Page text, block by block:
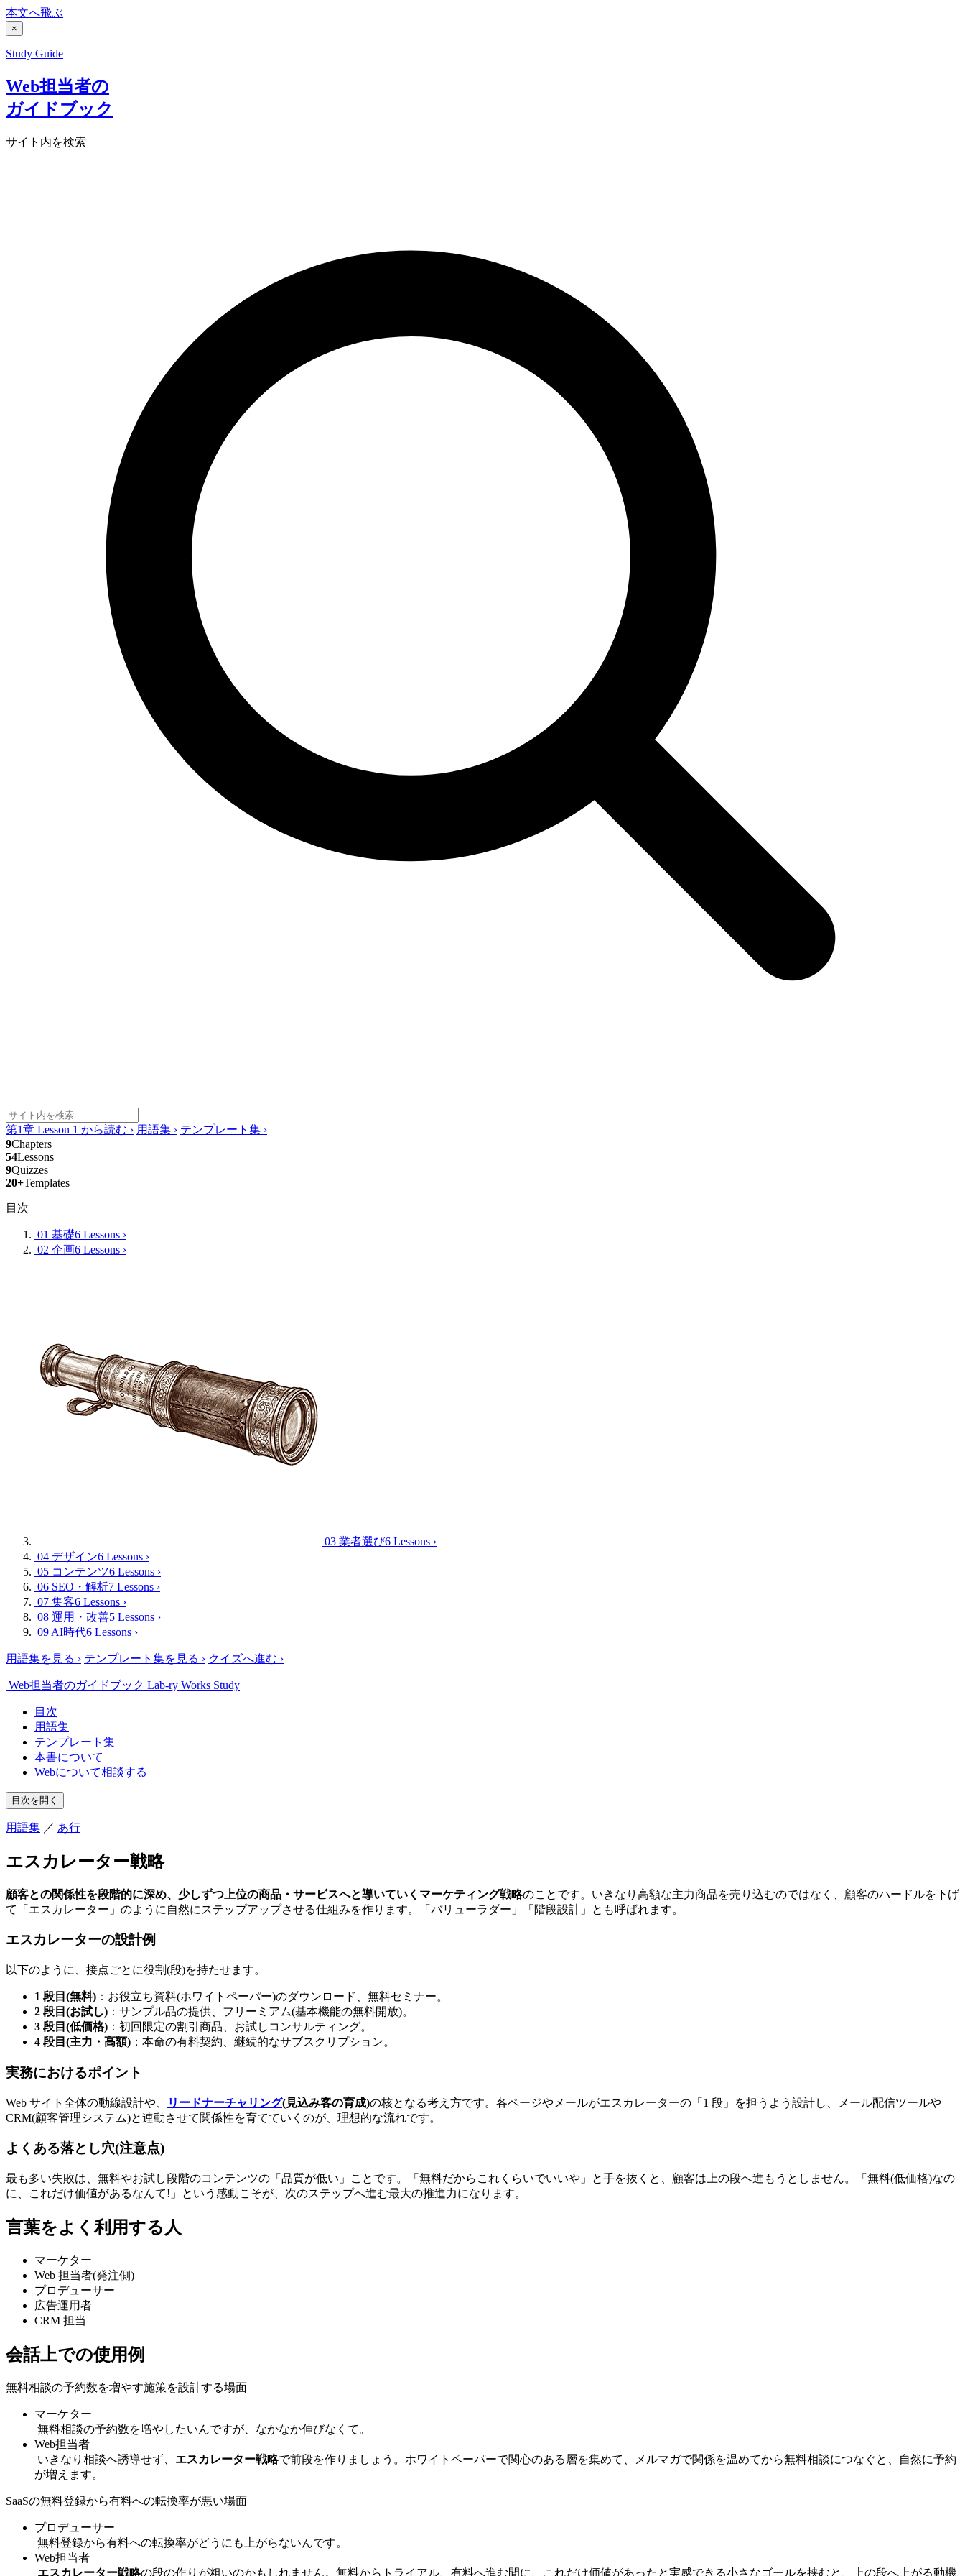
本文へ飛ぶ
×
Study Guide
Web担当者の
ガイドブック
サイト内を検索
第1章 Lesson 1 から読む › 用語集 › テンプレート集 ›
9Chapters
54Lessons
9Quizzes
20+Templates
目次
01 基礎6 Lessons ›
02 企画6 Lessons ›
03 業者選び6 Lessons ›
04 デザイン6 Lessons ›
05 コンテンツ6 Lessons ›
06 SEO・解析7 Lessons ›
07 集客6 Lessons ›
08 運用・改善5 Lessons ›
09 AI時代6 Lessons ›
用語集を見る › テンプレート集を見る › クイズへ進む ›
Web担当者のガイドブック Lab-ry Works Study
目次
用語集
テンプレート集
本書について
Webについて相談する
目次を開く
用語集 ／ あ行
エスカレーター戦略
顧客との関係性を段階的に深め、少しずつ上位の商品・サービスへと導いていくマーケティング戦略のことです。いきなり高額な主力商品を売り込むのではなく、顧客のハードルを下げ
て「エスカレーター」のように自然にステップアップさせる仕組みを作ります。「バリューラダー」「階段設計」とも呼ばれます。
エスカレーターの設計例
以下のように、接点ごとに役割(段)を持たせます。
1 段目(無料) ：お役立ち資料(ホワイトペーパー)のダウンロード、無料セミナー。
2 段目(お試し) ：サンプル品の提供、フリーミアム(基本機能の無料開放)。
3 段目(低価格) ：初回限定の割引商品、お試しコンサルティング。
4 段目(主力・高額) ：本命の有料契約、継続的なサブスクリプション。
実務におけるポイント
Web サイト全体の動線設計や、 リードナーチャリング(見込み客の育成)の核となる考え方です。各ページやメールがエスカレーターの「1 段」を担うよう設計し、メール配信ツールや
CRM(顧客管理システム)と連動させて関係性を育てていくのが、理想的な流れです。
よくある落とし穴(注意点)
最も多い失敗は、無料やお試し段階のコンテンツの「品質が低い」ことです。「無料だからこれくらいでいいや」と手を抜くと、顧客は上の段へ進もうとしません。「無料(低価格)なの
に、これだけ価値があるなんて!」という感動こそが、次のステップへ進む最大の推進力になります。
言葉をよく利用する人
マーケター
Web 担当者(発注側)
プロデューサー
広告運用者
CRM 担当
会話上での使用例
無料相談の予約数を増やす施策を設計する場面
マーケター
無料相談の予約数を増やしたいんですが、なかなか伸びなくて。
Web担当者
いきなり相談へ誘導せず、 エスカレーター戦略で前段を作りましょう。ホワイトペーパーで関心のある層を集めて、メルマガで関係を温めてから無料相談につなぐと、自然に予約
が増えます。
SaaSの無料登録から有料への転換率が悪い場面
プロデューサー
無料登録から有料への転換率がどうにも上がらないんです。
Web担当者
エスカレーター戦略の段の作りが粗いのかもしれません。無料からトライアル、有料へ進む間に、これだけ価値があったと実感できる小さなゴールを挟むと、上の段へ上がる動機